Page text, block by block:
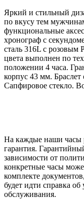
Яркий и стильный
по вкусу тем
функциональные
хронограф с
сталь 316L с
цвета выполнен по
положении 4 часа.
корпус 43 мм.
Сапфировое стекло.
На каждые наши часы
гарантия.
зависимости от
конкретные часы
комплекте
будет идти справка
обслуживания.